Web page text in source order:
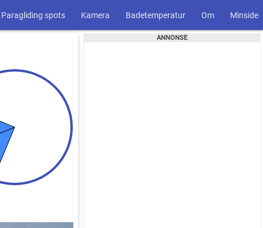
Paragliding spots Kamera Badetemperatur Om Minside